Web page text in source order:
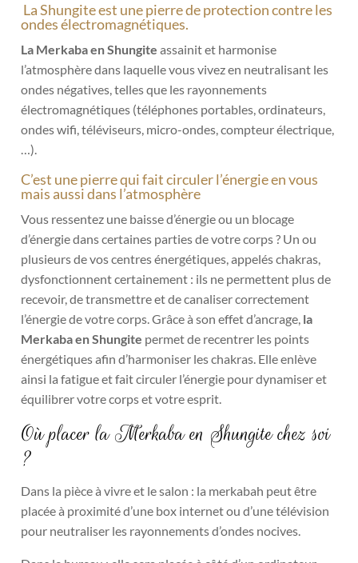
La Shungite est une pierre de protection contre les
ondes électromagnétiques.
La Merkaba en Shungite assainit et harmonise
l’atmosphère dans laquelle vous vivez en neutralisant les
ondes négatives, telles que les rayonnements
électromagnétiques (téléphones portables, ordinateurs,
ondes wifi, téléviseurs, micro-ondes, compteur électrique,
…).
C’est une pierre qui fait circuler l’énergie en vous
mais aussi dans l’atmosphère
Vous ressentez une baisse d’énergie ou un blocage
d’énergie dans certaines parties de votre corps ? Un ou
plusieurs de vos centres énergétiques, appelés chakras,
dysfonctionnent certainement : ils ne permettent plus de
recevoir, de transmettre et de canaliser correctement
l’énergie de votre corps. Grâce à son effet d’ancrage, la
Merkaba en Shungite permet de recentrer les points
énergétiques afin d’harmoniser les chakras. Elle enlève
ainsi la fatigue et fait circuler l’énergie pour dynamiser et
équilibrer votre corps et votre esprit.
Où placer la Merkaba en Shungite chez soi
?
Dans la pièce à vivre et le salon : la merkabah peut être
placée à proximité d’une box internet ou d’une télévision
pour neutraliser les rayonnements d’ondes nocives.